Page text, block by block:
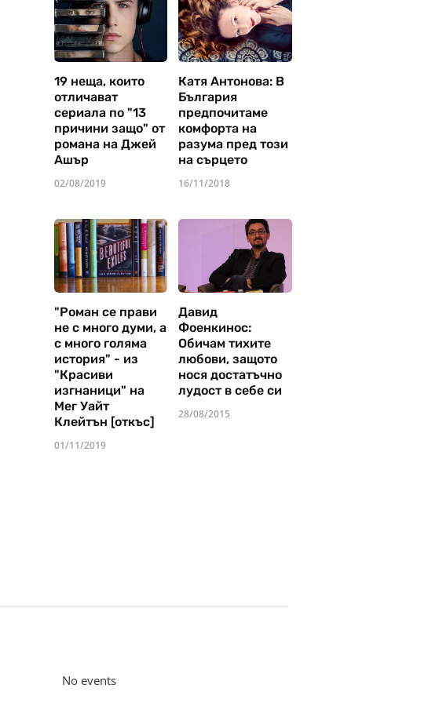
19 неща, които
отличават
сериала по "13
причини защо" от
романа на Джей
Ашър
02/08/2019
Катя Антонова: В
България
предпочитаме
комфорта на
разума пред този
на сърцето
16/11/2018
"Роман се прави
не с много думи, а
с много голяма
история" - из
"Красиви
изгнаници" на
Мег Уайт
Клейтън [откъс]
01/11/2019
Давид
Фоенкинос:
Обичам тихите
любови, защото
нося достатъчно
лудост в себе си
28/08/2015
No events